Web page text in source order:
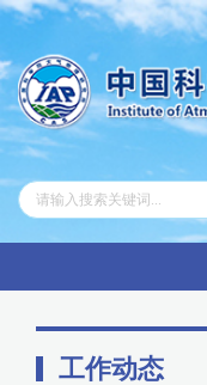
工作动态